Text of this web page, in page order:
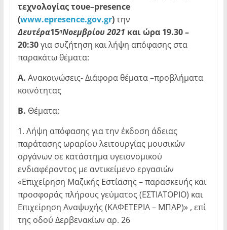
τεχνολογίας τουe–presence
(www.epresence.gov.gr)την
Δευτέρα15ηΝοεμβρίου 2021 και ώρα 19.30 –
20:30για συζήτηση και λήψη απόφασης στα
παρακάτω θέματα:
Α. Ανακοινώσεις- Διάφορα θέματα –προβλήματα
κοινότητας
Β. Θέματα:
1. Λήψη απόφασης για την έκδοση άδειας
παράτασης ωραρίου λειτουργίας μουσικών
οργάνων σε κατάστημα υγειονομικού
ενδιαφέροντος με αντικείμενο εργασιών
«Επιχείρηση Μαζικής Εστίασης – παρασκευής και
προσφοράς πλήρους γεύματος (ΕΣΤΙΑΤΟΡΙΟ) και
Επιχείρηση Αναψυχής (ΚΑΦΕΤΕΡΙΑ – ΜΠΑΡ)» , επί
της οδού Δερβενακίων αρ. 26